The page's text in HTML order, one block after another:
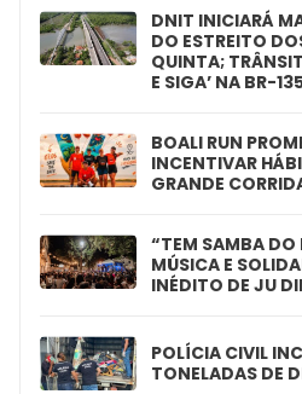
DNIT INICIARÁ
DO ESTREITO
QUINTA;
E SIGA’ NA BR-
BOALI RUN
INCENTIVAR
GRANDE
“TEM SAMBA DO
MÚSICA E
INÉDITO DE JU
POLÍCIA CIVIL
TONELADAS DE